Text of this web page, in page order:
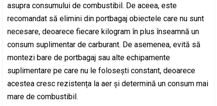
asupra consumului de combustibil. De aceea, este
recomandat să elimini din portbagaj obiectele care nu sunt
necesare, deoarece fiecare kilogram în plus înseamnă un
consum suplimentar de carburant. De asemenea, evită să
montezi bare de portbagaj sau alte echipamente
suplimentare pe care nu le folosești constant, deoarece
acestea cresc rezistența la aer și determină un consum mai
mare de combustibil.